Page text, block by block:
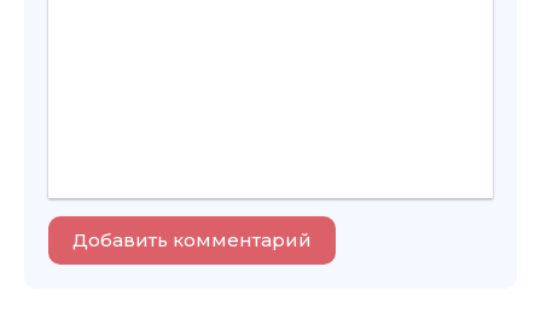
Добавить комментарий